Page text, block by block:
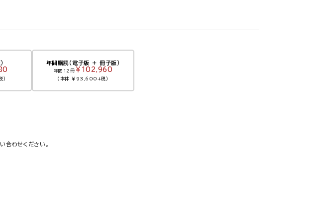
年間購読（電子版 ＋ 冊子版）
年間12冊 ￥102,960
（本体 ￥93,600+税）
合わせください。